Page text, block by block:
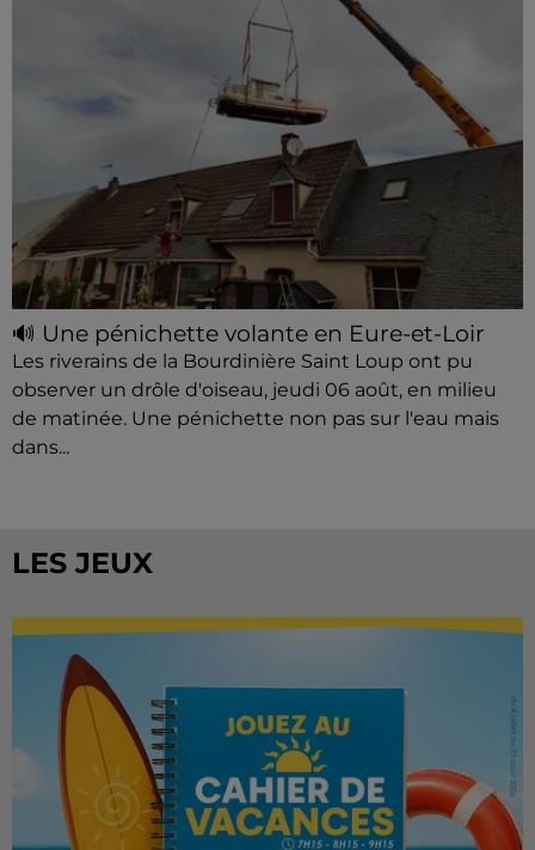
🔊 Une pénichette volante en Eure-et-Loir
Les riverains de la Bourdinière Saint Loup ont pu
observer un drôle d'oiseau, jeudi 06 août, en milieu
de matinée. Une pénichette non pas sur l'eau mais
dans...
LES JEUX